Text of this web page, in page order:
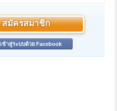
สมัครสมาชิก
เข้าสู่ระบบด้วย Facebook